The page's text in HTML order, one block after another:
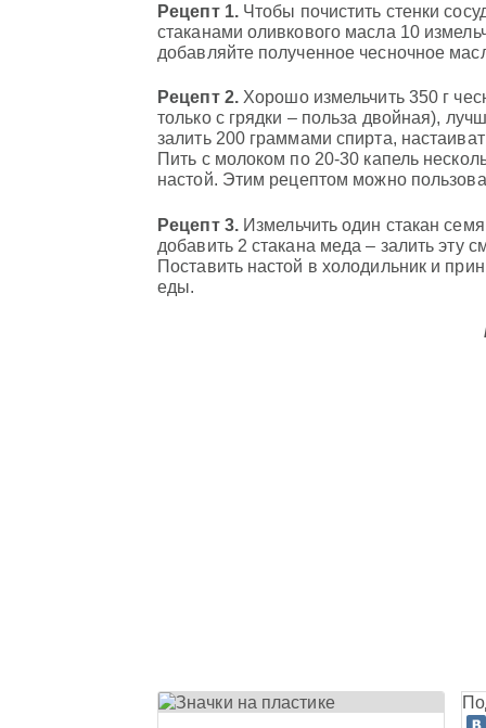
Рецепт 1. Чтобы почистить стенки
стаканами оливкового масла 10
добавляйте полученное чесночное
Рецепт 2.Хорошо измельчить 350 г
только с грядки – польза двойная),
залить 200 граммами спирта,
Пить с молоком по 20-30 капель
настой. Этим рецептом можно
Рецепт 3.Измельчить один стакан
добавить 2 стакана меда – залить эту
Поставить настой в холодильник и
еды.